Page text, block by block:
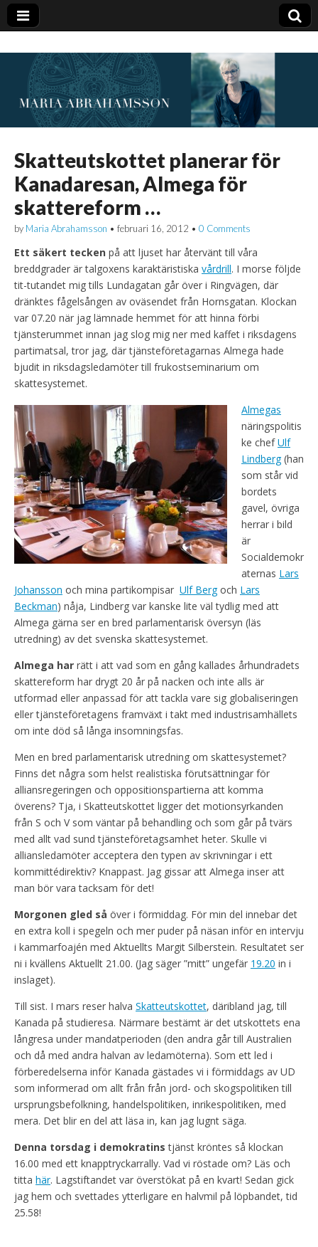
Skatteutskottet planerar för
Kanadaresan, Almega för
skattereform …
by Maria Abrahamsson • februari 16, 2012 • 0 Comments
Ett säkert tecken på att ljuset har återvänt till våra
breddgrader är talgoxens karaktäristiska vårdrill. I morse följde
tit-tutandet mig tills Lundagatan går över i Ringvägen, där
dränktes fågelsången av oväsendet från Hornsgatan. Klockan
var 07.20 när jag lämnade hemmet för att hinna förbi
tjänsterummet innan jag slog mig ner med kaffet i riksdagens
partimatsal, tror jag, där tjänsteföretagarnas Almega hade
bjudit in riksdagsledamöter till frukostseminarium om
skattesystemet.
Almegas
näringspolitis
ke chefUlf
Lindberg(han
som står vid
bordets
gavel, övriga
herrar i bild
är
Socialdemokr
aternas Lars
Johansson och mina partikompisar Ulf Bergoch Lars
Beckman) nåja, Lindberg var kanske lite väl tydlig med att
Almega gärna ser en bred parlamentarisk översyn (läs
utredning) av det svenska skattesystemet.
Almega har rätt i att vad som en gång kallades århundradets
skattereform har drygt 20 år på nacken och inte alls är
utformad eller anpassad för att tackla vare sig globaliseringen
eller tjänsteföretagens framväxt i takt med industrisamhällets
om inte död så långa insomningsfas.
Men en bred parlamentarisk utredning om skattesystemet?
Finns det några som helst realistiska förutsättningar för
alliansregeringen och oppositionspartierna att komma
överens? Tja, i Skatteutskottet ligger det motionsyrkanden
från S och V som väntar på behandling och som går på tvärs
med allt vad sund tjänsteföretagsamhet heter. Skulle vi
alliansledamöter acceptera den typen av skrivningar i ett
kommittédirektiv? Knappast. Jag gissar att Almega inser att
man bör vara tacksam för det!
Morgonen gled så över i förmiddag. För min del innebar det
en extra koll i spegeln och mer puder på näsan inför en intervju
i kammarfoajén med Aktuellts Margit Silberstein. Resultatet ser
ni i kvällens Aktuellt 21.00. (Jag säger ”mitt” ungefär 19.20 in i
inslaget).
Till sist. I mars reser halva Skatteutskottet, däribland jag, till
Kanada på studieresa. Närmare bestämt är det utskottets ena
långresa under mandatperioden (den andra går till Australien
och då med andra halvan av ledamöterna). Som ett led i
förberedelserna inför Kanada gästades vi i förmiddags av UD
som informerad om allt från från jord- och skogspolitiken till
ursprungsbefolkning, handelspolitiken, inrikespolitiken, med
mera. Det blir en del att läsa in, kan jag lugnt säga.
Denna torsdag i demokratins tjänst kröntes så klockan
16.00 med ett knapptryckarrally. Vad vi röstade om? Läs och
titta här. Lagstiftandet var överstökat på en kvart! Sedan gick
jag hem och svettades ytterligare en halvmil på löpbandet, tid
25.58!